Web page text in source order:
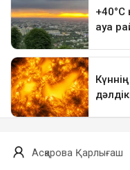
Асқарова Қарлығаш